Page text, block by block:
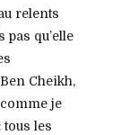
relents
qu’elle
Cheikh,
je
tous les